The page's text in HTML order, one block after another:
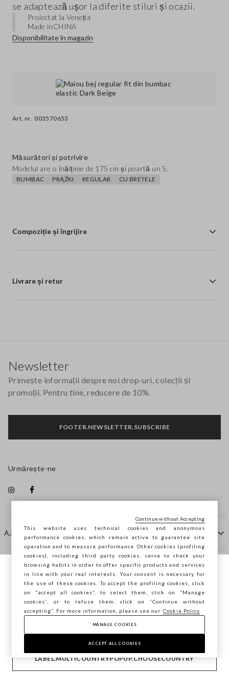
Art. nr. 003570653
se adaptează ușor la diferite stiluri și ocazii.
Proiectat la Veneția
Made inCHINA
Disponibilitate în magazin
Măsurători și potrivire
Modelul are o înălțime de 175 cm și poartă un S.
BUMBAC PRĄŻKI REGULAR CU BRETELE
Compoziție și îngrijire
Livrare și retur
AJUTOR
COMPANIE
CONTACTE
Newsletter
Primește informații despre noi drop-uri, colecții și
promoții. Pentru tine, reducere de 10%.
FOOTER.NEWSLETTER.SUBSCRIBE
Urmărește-ne
Copyright © Ovs S.p.A. P.Iva 04240010274 - Cap. Soc.
290.923.470 -2.4.0
Navighezi pe STEFANEL Italia, vrei să
salvezi locația ta?
CONFIRMĂ
LABEL.MULTICOUNTRYPOPUP.CHOOSECOUNTRY
footer.item.country România
This website uses technical cookies and anonymous
performance cookies, which remain active to guarantee site
operation and to measure performance. Other cookies (profiling
cookies), including third party cookies, serve to check your
browsing habits in order to offer specific products and services
in line with your real interests. Your consent is necessary for
the use of these cookies. To accept the profiling cookies, click
on "accept all cookies”, to select them, click on “Manage
cookies”, or to refuse them, click on “Continue without
accepting”. For more information, please see our Cookie Policy
MANAGE COOKIES
ACCEPT ALL COOKIES
Continue without Accepting